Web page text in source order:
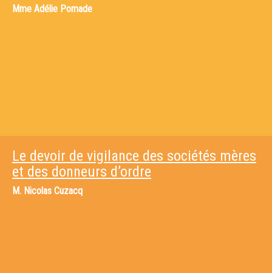
Mme Adélie Pomade
Le devoir de vigilance des sociétés mères
et des donneurs d’ordre
M. Nicolas Cuzacq